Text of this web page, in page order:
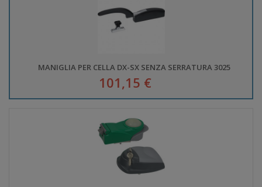
MANIGLIA PER CELLA DX-SX SENZA SERRATURA 3025
101,15 €